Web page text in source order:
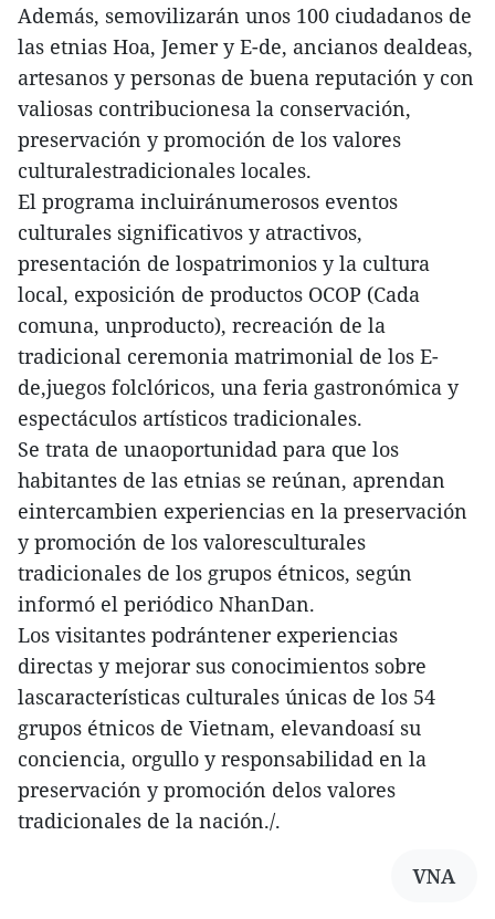
Además, semovilizarán unos 100 ciudadanos de
las etnias Hoa, Jemer y E-de, ancianos dealdeas,
artesanos y personas de buena reputación y con
valiosas contribucionesa la conservación,
preservación y promoción de los valores
culturalestradicionales locales.
El programa incluiránumerosos eventos
culturales significativos y atractivos,
presentación de lospatrimonios y la cultura
local, exposición de productos OCOP (Cada
comuna, unproducto), recreación de la
tradicional ceremonia matrimonial de los E-
de,juegos folclóricos, una feria gastronómica y
espectáculos artísticos tradicionales.
Se trata de unaoportunidad para que los
habitantes de las etnias se reúnan, aprendan
eintercambien experiencias en la preservación
y promoción de los valoresculturales
tradicionales de los grupos étnicos, según
informó el periódico NhanDan.
Los visitantes podrántener experiencias
directas y mejorar sus conocimientos sobre
lascaracterísticas culturales únicas de los 54
grupos étnicos de Vietnam, elevandoasí su
conciencia, orgullo y responsabilidad en la
preservación y promoción delos valores
tradicionales de la nación./.
VNA